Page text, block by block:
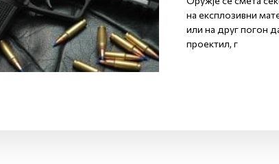
на експлозивни
или на друг погон
проектил, г